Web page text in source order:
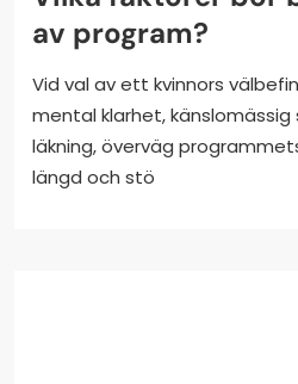
av program?
Vid val av ett kvinnors
mental klarhet, känslomässig
läkning, överväg
längd och stö